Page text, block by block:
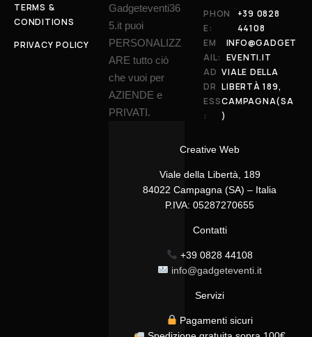
TERMS &
CONDITIONS
PRIVACY POLICY
Gadgeteventi36
5.it puoi
PERSONALIZZ
ARE tutto ciò
che vuoi per
AZIENDE e
PRIVATI.
Creative Web
Viale della Libertà, 189
84022 Campagna (SA) – Italia
P.IVA: 05287270655
Contatti
+39 0828 44108
info@gadgeteventi.it
Servizi
Pagamenti sicuri
PHON
E:
+39 0828
44108
EM
AIL:
INFO@GADGET
EVENTI.IT
AD
DR
ESS
:
VIALE DELLA
LIBERTÀ 189,
CAMPAGNA(SA
)